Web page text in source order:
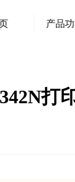
产品
打